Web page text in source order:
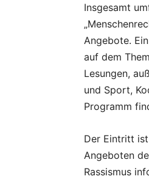
Insgesamt
Angebote.
auf dem
Lesungen,
und Sport,
Programm
Der Eintritt
Angeboten
Rassismus